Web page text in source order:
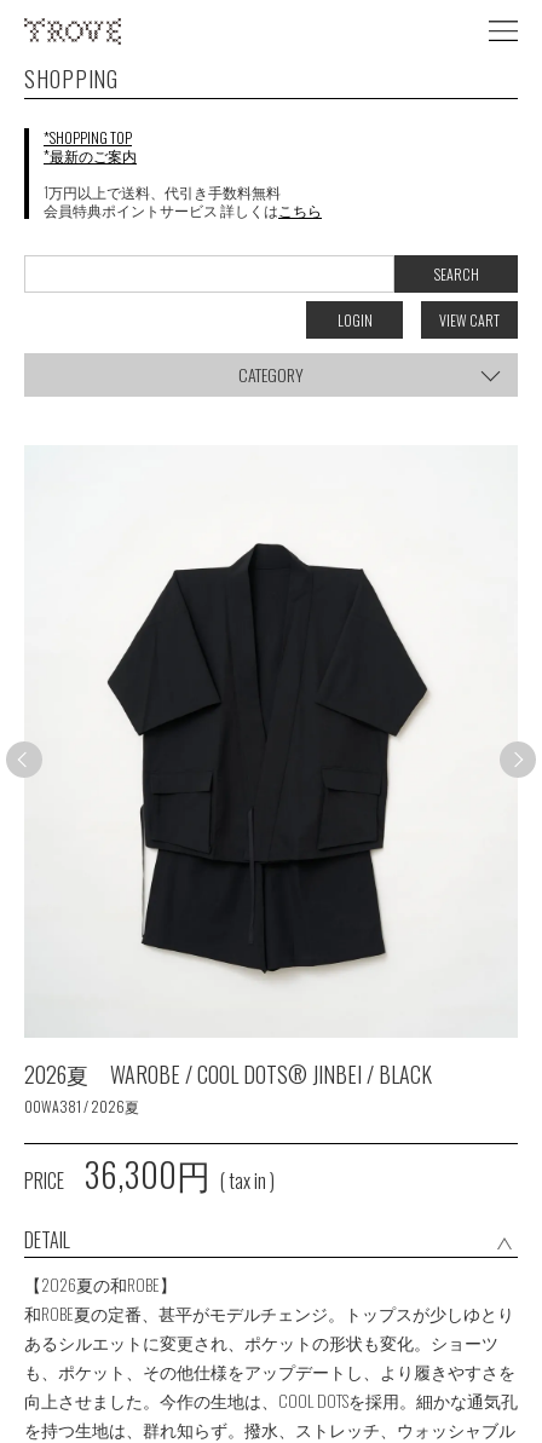
SHOPPING
*SHOPPING TOP
*最新のご案内
1万円以上で送料、代引き手数料無料
会員特典ポイントサービス 詳しくは こちら
LOGIN VIEW CART
CATEGORY
2026夏 WAROBE / COOL DOTS®︎ JINBEI / BLACK
00WA381 / 2026夏
PRICE 36,300円 ( tax in )
DETAIL
【2026夏の和ROBE】
和ROBE夏の定番、甚平がモデルチェンジ。トップスが少しゆとり
あるシルエットに変更され、ポケットの形状も変化。ショーツ
も、ポケット、その他仕様をアップデートし、より履きやすさを
向上させました。今作の生地は、COOL DOTSを採用。細かな通気孔
を持つ生地は、群れ知らず。撥水、ストレッチ、ウォッシャブル